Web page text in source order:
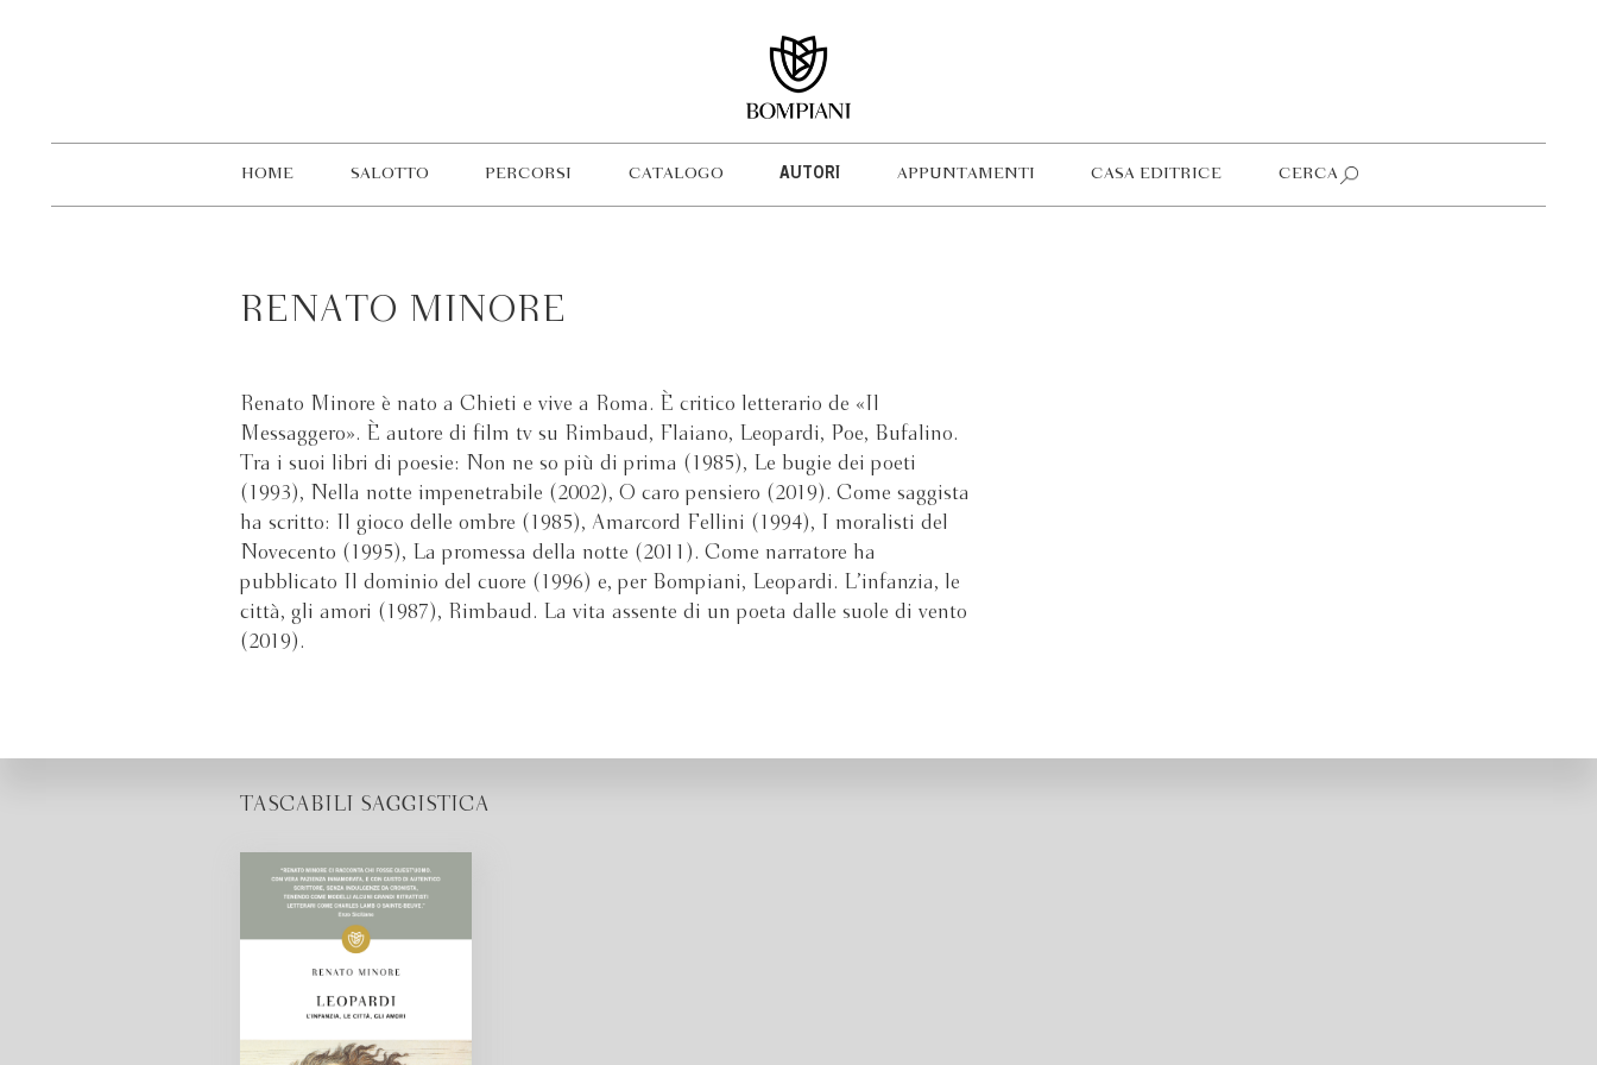
HOME SALOTTO PERCORSI CATALOGO AUTORI APPUNTAMENTI CASA EDITRICE CERCA
RENATO MINORE
Renato Minore è nato a Chieti e vive a Roma. È critico letterario de «Il
Messaggero». È autore di film tv su Rimbaud, Flaiano, Leopardi, Poe, Bufalino.
Tra i suoi libri di poesie: Non ne so più di prima (1985), Le bugie dei poeti
(1993), Nella notte impenetrabile (2002), O caro pensiero (2019). Come saggista
ha scritto: Il gioco delle ombre (1985), Amarcord Fellini (1994), I moralisti del
Novecento (1995), La promessa della notte (2011). Come narratore ha
pubblicato Il dominio del cuore (1996) e, per Bompiani, Leopardi. L’infanzia, le
città, gli amori (1987), Rimbaud. La vita assente di un poeta dalle suole di vento
(2019).
TASCABILI SAGGISTICA